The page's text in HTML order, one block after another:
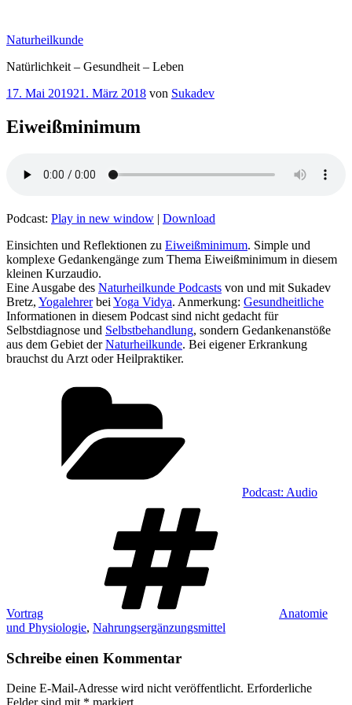
springen
Naturheilkunde
Natürlichkeit – Gesundheit – Leben
Veröffentlicht
17. Mai 201921. März 2018 von Sukadev
Eiweißminimum
Podcast: Play in new window | Download
Einsichten und Reflektionen zu Eiweißminimum. Simple und
komplexe Gedankengänge zum Thema Eiweißminimum in diesem
kleinen Kurzaudio.
Eine Ausgabe des Naturheilkunde Podcasts von und mit Sukadev
Bretz, Yogalehrerbei Yoga Vidya. Anmerkung: Gesundheitliche
Informationen in diesem Podcast sind nicht gedacht für
Selbstdiagnose und Selbstbehandlung, sondern Gedankenanstöße
aus dem Gebiet derNaturheilkunde. Bei eigener Erkrankung
brauchst du Arzt oder Heilpraktiker.
Podcast: Audio
Vortrag
Anatomie
und Physiologie, Nahrungsergänzungsmittel
Schreibe einen Kommentar
Deine E-Mail-Adresse wird nicht veröffentlicht. Erforderliche